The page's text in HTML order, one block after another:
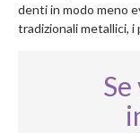
denti in modo meno
tradizionali metallici, i